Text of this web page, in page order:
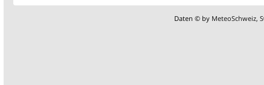
Daten © by MeteoSchweiz,